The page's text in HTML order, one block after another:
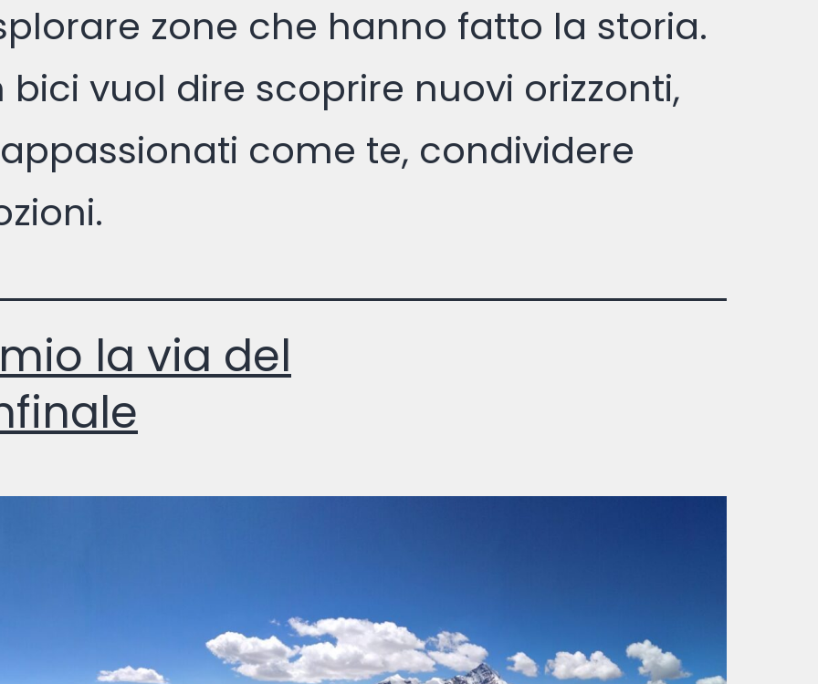
zone che hanno fatto la storia.
vuol dire scoprire nuovi orizzonti,
come te, condividere
la via del